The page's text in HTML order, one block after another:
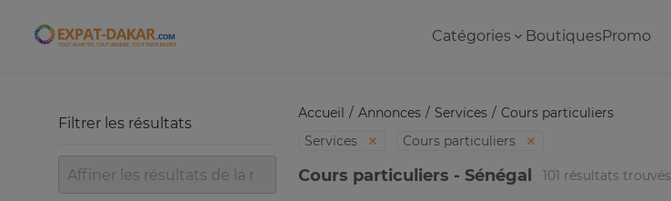
Expat-Dakar Catégories BoutiquesPromo
Accueil Annonces Services
Cours particuliers
Services
Cours particuliers
Cours particuliers - Sénégal 101 résultats trouvés
Filtrer les résultats